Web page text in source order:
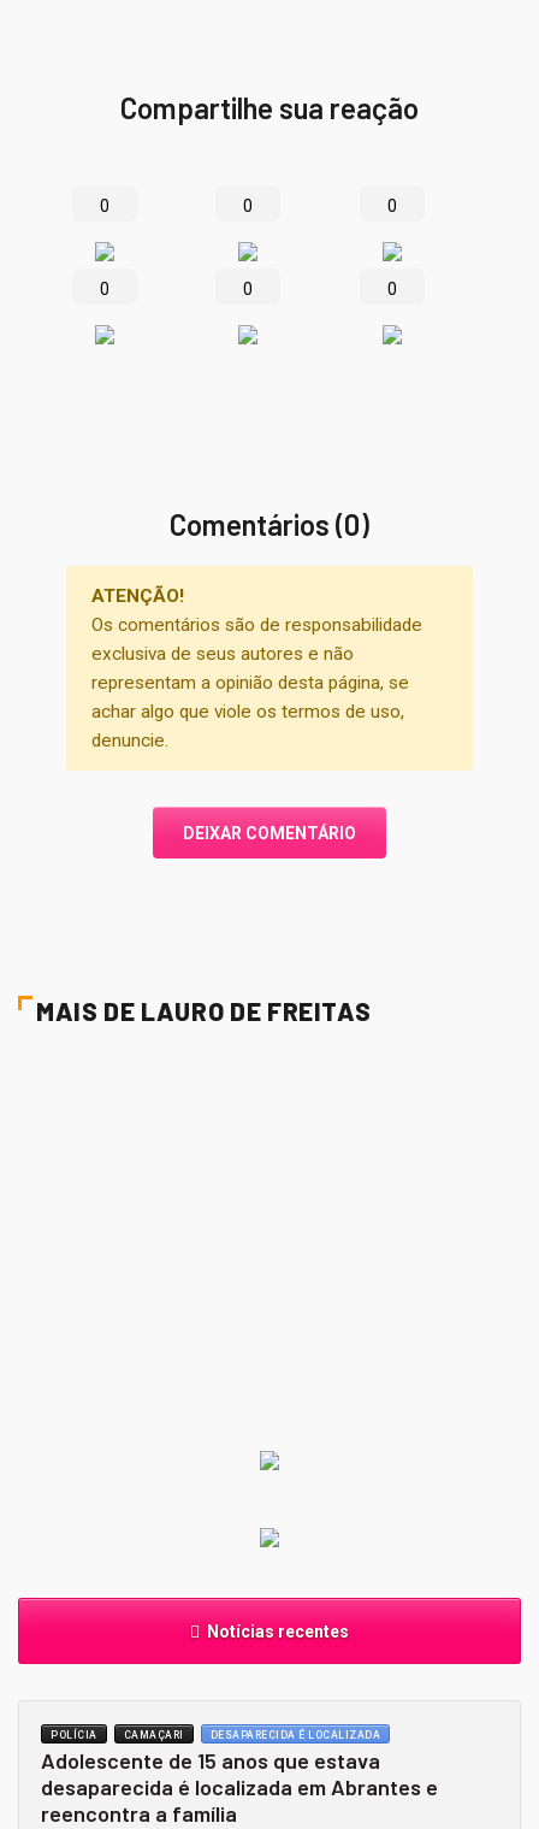
Compartilhe sua reação
0 0 0
0 0 0
Comentários (0)
ATENÇÃO!
Os comentários são de responsabilidade
exclusiva de seus autores e não
representam a opinião desta página, se
achar algo que viole os termos de uso,
denuncie.
DEIXAR COMENTÁRIO
MAIS DE LAURO DE FREITAS
Notícias recentes
POLÍCIA CAMAÇARI DESAPARECIDA É LOCALIZADA
Adolescente de 15 anos que estava
desaparecida é localizada em Abrantes e
reencontra a família